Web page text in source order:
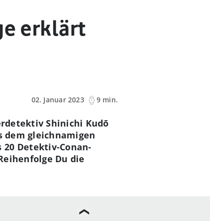
erklärt
02. Januar 2023
9 min.
Shinichi Kudō
dem gleichnamigen
Detektiv-Conan-
Du die